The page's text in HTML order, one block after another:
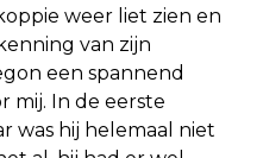
weer liet zien en
van zijn
een spannend
mij. In de eerste
was hij helemaal niet